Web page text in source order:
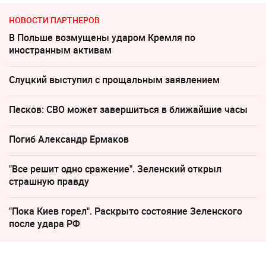
НОВОСТИ ПАРТНЕРОВ
В Польше возмущены ударом Кремля по
иностранным активам
Слуцкий выступил с прощальным заявлением
Песков: СВО может завершиться в ближайшие часы
Погиб Александр Ермаков
"Все решит одно сражение". Зеленский открыл
страшную правду
"Пока Киев горел". Раскрыто состояние Зеленского
после удара РФ